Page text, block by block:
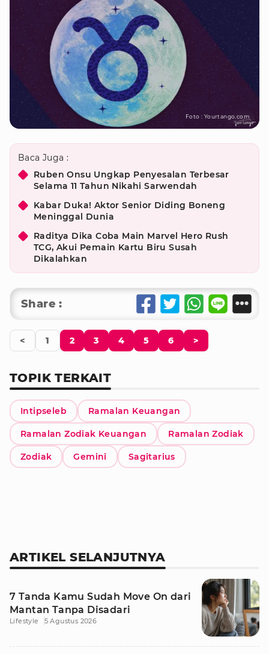
Foto : Yourtango.com
Baca Juga :
Ruben Onsu Ungkap Penyesalan Terbesar
Selama 11 Tahun Nikahi Sarwendah
Kabar Duka! Aktor Senior Diding Boneng
Meninggal Dunia
Raditya Dika Coba Main Marvel Hero Rush
TCG, Akui Pemain Kartu Biru Susah
Dikalahkan
Share :
< 1 2 3 4 5 6 >
TOPIK TERKAIT
Intipseleb Ramalan Keuangan
Ramalan Zodiak Keuangan Ramalan Zodiak
Zodiak Gemini Sagitarius
ARTIKEL SELANJUTNYA
7 Tanda Kamu Sudah Move On dari
Mantan Tanpa Disadari
Lifestyle 5 Agustus 2026